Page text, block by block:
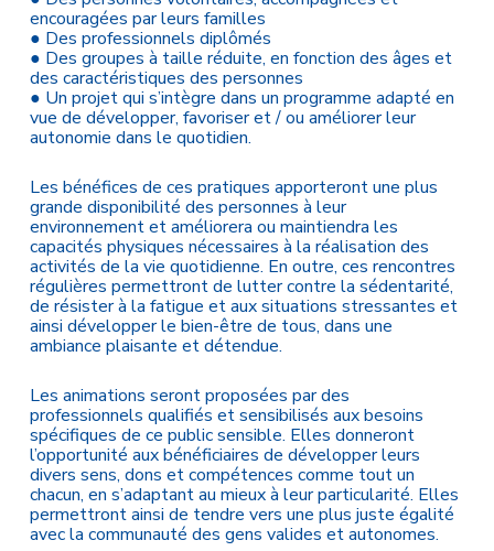
encouragées par leurs familles
● Des professionnels diplômés
● Des groupes à taille réduite, en fonction des âges et
des caractéristiques des personnes
● Un projet qui s’intègre dans un programme adapté en
vue de développer, favoriser et / ou améliorer leur
autonomie dans le quotidien.
Les bénéfices de ces pratiques apporteront une plus
grande disponibilité des personnes à leur
environnement et améliorera ou maintiendra les
capacités physiques nécessaires à la réalisation des
activités de la vie quotidienne. En outre, ces rencontres
régulières permettront de lutter contre la sédentarité,
de résister à la fatigue et aux situations stressantes et
ainsi développer le bien-être de tous, dans une
ambiance plaisante et détendue.
Les animations seront proposées par des
professionnels qualifiés et sensibilisés aux besoins
spécifiques de ce public sensible. Elles donneront
l’opportunité aux bénéficiaires de développer leurs
divers sens, dons et compétences comme tout un
chacun, en s’adaptant au mieux à leur particularité. Elles
permettront ainsi de tendre vers une plus juste égalité
avec la communauté des gens valides et autonomes.